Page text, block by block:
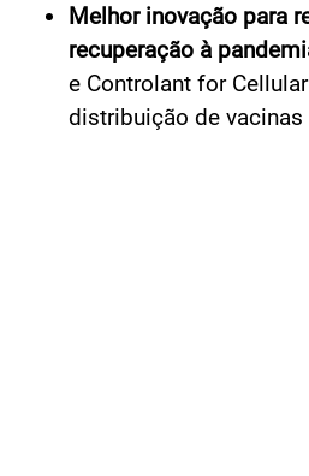
Melhor inovação para
recuperação à
e Controlant for
distribuição de vacinas